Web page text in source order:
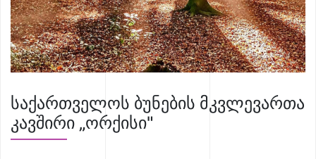
საქართველოს ბუნების მკვლევართა
კავშირი „ორქისი"